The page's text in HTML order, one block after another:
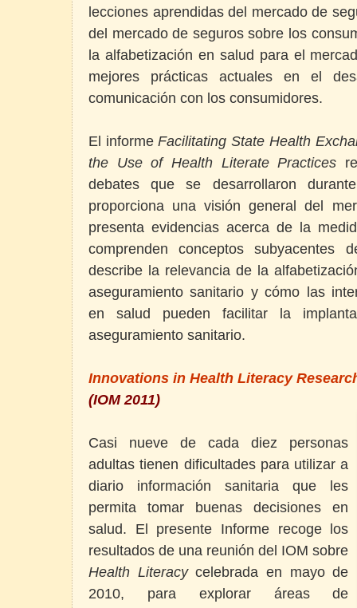
lecciones aprendidas del mercado de
del mercado de seguros sobre los
la alfabetización en salud para el
mejores prácticas actuales en el
comunicación con los consumidores.
El informeFacilitating State Health
the Use of Health Literate Practices
debates que se desarrollaron
proporciona una visión general del
presenta evidencias acerca de la
comprenden conceptos
describe la relevancia de la
aseguramiento sanitario y cómo las
en salud pueden facilitar la
aseguramiento sanitario.
Innovations in Health Literacy
(IOM 2011)
Casi nueve de cada diez personas
adultas tienen dificultades para utilizar a
diario información sanitaria que les
permita tomar buenas decisiones en
salud. El presente Informe recoge los
resultados de una reunión del IOM sobre
Health Literacycelebrada en mayo de
2010, para explorar áreas de